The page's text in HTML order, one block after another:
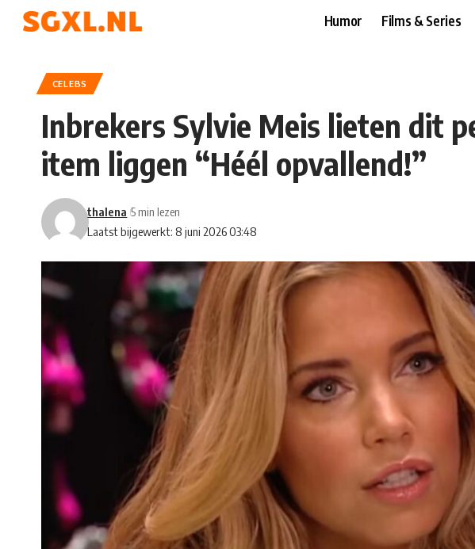
Humor Films & Series
CELEBS
Inbrekers Sylvie Meis lieten dit
item liggen “Héél opvallend!”
Laatst bijgewerkt: 8 juni 2026 03:48
thalena 5 min lezen